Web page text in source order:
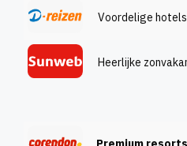
Voordelige hotels
Heerlijke